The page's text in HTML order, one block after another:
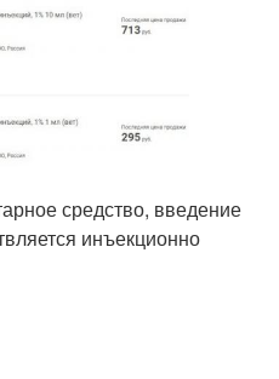
средство, введение
инъекционно